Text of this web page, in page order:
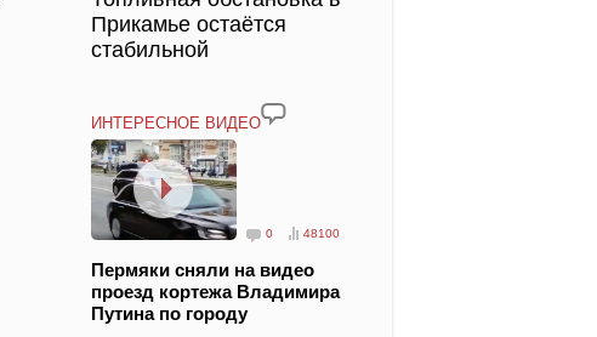
Прикамье остаётся
стабильной
ИНТЕРЕСНОЕ ВИДЕО
0 48100
Пермяки сняли на видео
проезд кортежа Владимира
Путина по городу